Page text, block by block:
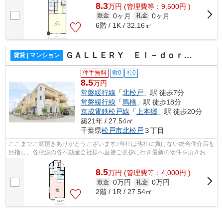
8.3万円 (管理費等：9,500円 )
敷金 0ヶ月 礼金 0ヶ月
6階 / 1K / 32.16㎡
賃貸 | マンション ＧＡＬＬＥＲＹ Ｅｌ－ｄｏｒａｄｏ
仲手無料 敷0 礼0
8.5万円
常磐緩行線 「北松戸 」駅 徒歩7分
常磐緩行線 「馬橋 」駅 徒歩18分
京成電鉄松戸線 「 上本郷 」駅 徒歩20分
築21年 / 27.54㎡
千葉県松戸市北松戸 ３丁目
ここまでご覧頂きありがとうございます♪当社は他社に負けない総合仲介店を
目指し、各沿線の各不動産会社様へ直接ご挨拶に行き最新の物件を頂きお客
様へ提供しております！最新の情報は...
8.5万円 (管理費等：4,000円 )
敷金 0万円 礼金 0万円
2階 / 1R / 27.54㎡